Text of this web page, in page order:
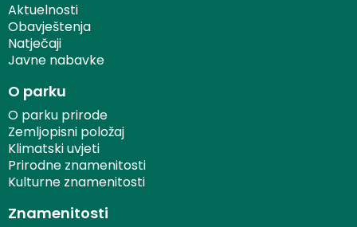
Aktuelnosti
Obavještenja
Natječaji
Javne nabavke
O parku
O parku prirode
Zemljopisni položaj
Klimatski uvjeti
Prirodne znamenitosti
Kulturne znamenitosti
Znamenitosti